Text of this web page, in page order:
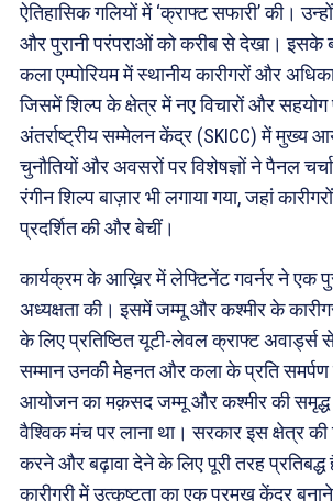
ऐतिहासिक गलियों में ‘क्राफ्ट सफारी’ की।
और पुरानी परंपराओं को करीब से देखा। इसके
कला एम्पोरियम में स्थानीय कारीगरों और
जिसमें शिल्प के क्षेत्र में नए विचारों और
अंतर्राष्ट्रीय सम्मेलन केंद्र (SKICC) में मुख्य
चुनौतियों और अवसरों पर विशेषज्ञों ने पैनल
रंगीन शिल्प बाज़ार भी लगाया गया, जहां
प्रदर्शित की और बेचीं।
कार्यक्रम के आख़िर में लेफ्टिनेंट गवर्नर ने एक
अध्यक्षता की। इसमें जम्मू और कश्मीर के
के लिए प्रतिष्ठित यूटी-लेवल क्राफ्ट अवार्ड्स
सम्मान उनकी मेहनत और कला के प्रति समर्पण
आयोजन का मक़सद जम्मू और कश्मीर की समृद्ध
वैश्विक मंच पर लाना था। सरकार इस क्षेत्र की
करने और बढ़ावा देने के लिए पूरी तरह
कारीगरी में उत्कृष्टता का एक प्रमुख केंद्र